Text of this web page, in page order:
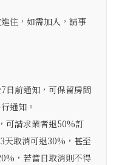
住，如需加人，請事
日前通知，可保留房間
通知。
可請求業者退50%訂
天取消可退30%，甚至
，若當日取消則不得